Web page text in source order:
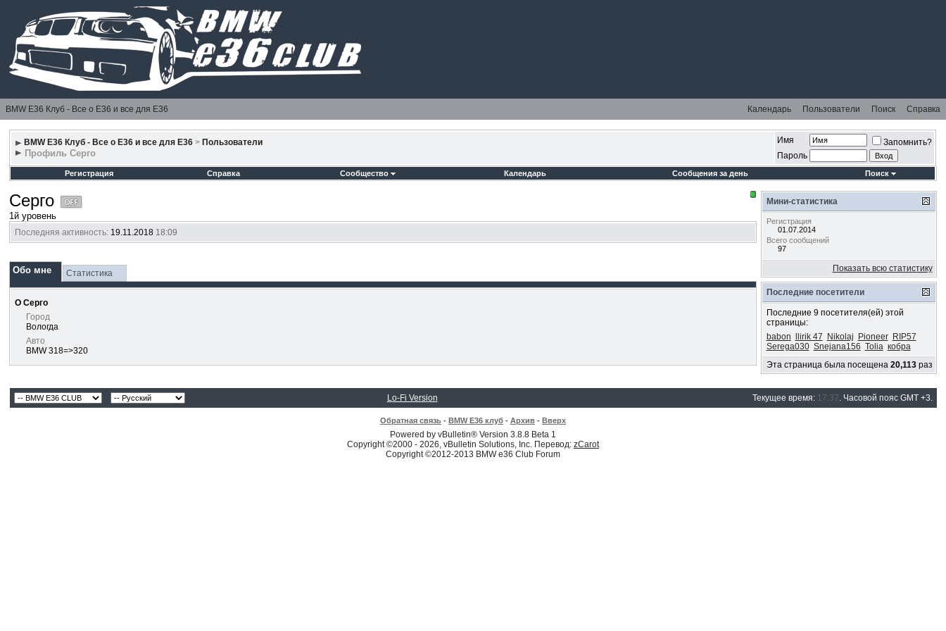
BMW E36 Клуб - Все о Е36 и все для Е36 Календарь Пользователи Поиск Справка
BMW E36 Клуб - Все о Е36 и все для Е36 > Пользователи
Профиль Серго
Имя
Запомнить?
Пароль
Регистрация Справка Сообщество Календарь Сообщения за день Поиск
Серго
1й уровень
Последняя активность: 19.11.2018 18:09
Обо мне Статистика
О Серго
Город
Вологда
Авто
BMW 318=>320
Мини-статистика
Регистрация
01.07.2014
Всего сообщений
97
Показать всю статистику
Последние посетители
Последние 9 посетителя(ей) этой
страницы:
babon
llirik 47 Nikolaj Pioneer
RIP57
Serega030 Snejana156 Tolia кобра
Эта страница была посещена 20,113раз
Lo-Fi Version Текущее время: 17:37. Часовой пояс GMT +3.
Обратная связь - BMW E36 клуб - Архив - Вверх
Powered by vBulletin® Version 3.8.8 Beta 1
Copyright ©2000 - 2026, vBulletin Solutions, Inc. Перевод: zCarot
Copyright ©2012-2013 BMW e36 Club Forum